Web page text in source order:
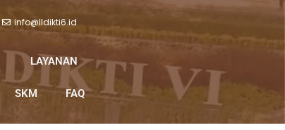
info@lldikti6.id
LAYANAN
SKM FAQ